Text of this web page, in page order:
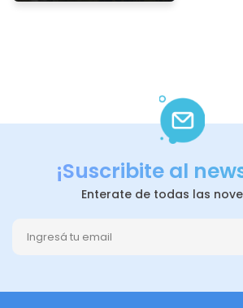
¡Suscribite al
Enterate de todas las